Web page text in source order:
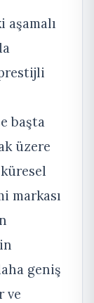
başta
üzere
markası
geniş
ve